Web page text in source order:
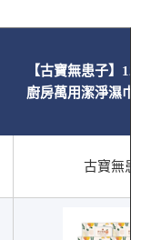
【古寶無患子】12
廚房萬用潔淨濕巾
古寶無患子